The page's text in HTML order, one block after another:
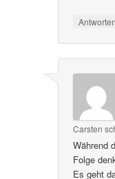
Antworten
Carsten
Während
Folge
Es geht